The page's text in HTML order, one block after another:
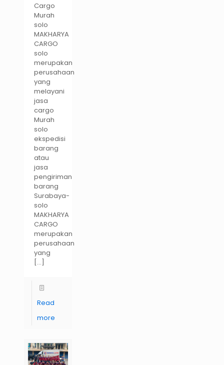
Cargo
Murah
solo
MAKHARYA
CARGO
solo
merupakan
perusahaan
yang
melayani
jasa
cargo
Murah
solo
ekspedisi
barang
atau
jasa
pengiriman
barang
Surabaya-
solo
MAKHARYA
CARGO
merupakan
perusahaan
yang
[…]
Read
more